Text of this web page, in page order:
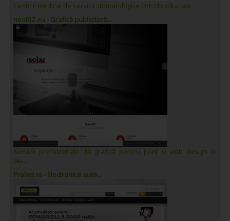
Centrul medical de servicii stomatologice Ortodontika Iași:
neoBIZ.eu - Grafică publicitară...
Servicii profesionale de grafică pentru print și web design în
Iași....
Prolad.ro - Electronice auto...